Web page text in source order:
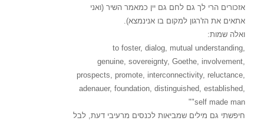
אזכורים הרי לך גם לחם גם יין כמאמר השיר (ואני
אתאים את הז'רגון למקום בו אנינמצא).
ואלה שמות:
to foster, dialog, mutual understanding,
genuine, sovereignty, Goethe, involvement,
prospects, promote, interconnectivity, reluctance,
adenauer, foundation, distinguished, established,
"self made man"
חיפשתי גם מילים שמביאות לכנסים מרעיבי דעת, לבל